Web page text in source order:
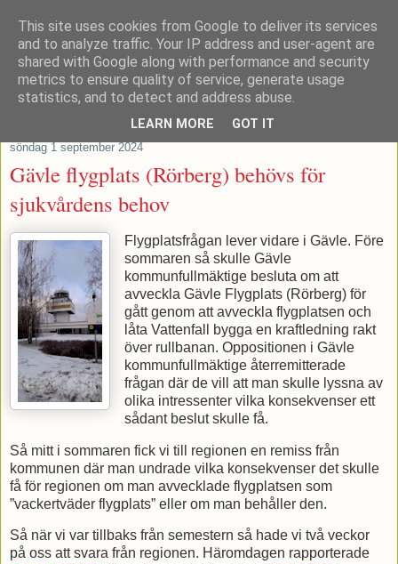
Patrik Stenvard
Tankar från ett moderat regionråd
söndag 1 september 2024
Gävle flygplats (Rörberg) behövs för
sjukvårdens behov
Flygplatsfrågan lever vidare i Gävle. Före
sommaren så skulle Gävle
kommunfullmäktige besluta om att
avveckla Gävle Flygplats (Rörberg) för
gått genom att avveckla flygplatsen och
låta Vattenfall bygga en kraftledning rakt
över rullbanan. Oppositionen i Gävle
kommunfullmäktige återremitterade
frågan där de vill att man skulle lyssna av
olika intressenter vilka konsekvenser ett
sådant beslut skulle få.
Så mitt i sommaren fick vi till regionen en remiss från
kommunen där man undrade vilka konsekvenser det skulle
få för regionen om man avvecklade flygplatsen som
”vackertväder flygplats” eller om man behåller den.
Så när vi var tillbaks från semestern så hade vi två veckor
på oss att svara från regionen. Häromdagen rapporterade
This site uses cookies from Google to deliver its services
and to analyze traffic. Your IP address and user-agent are
shared with Google along with performance and security
metrics to ensure quality of service, generate usage
statistics, and to detect and address abuse.
LEARN MORE GOT IT